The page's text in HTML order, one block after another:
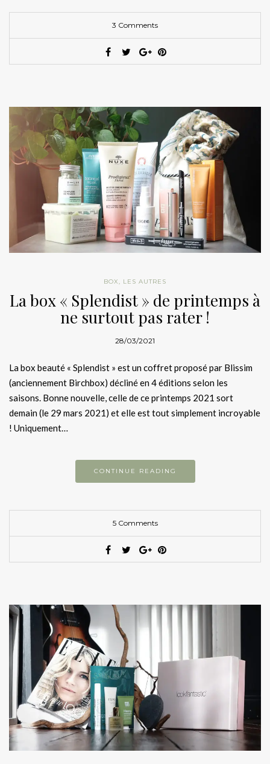
3 Comments
BOX, LES AUTRES
La box « Splendist » de printemps à
ne surtout pas rater !
28/03/2021
La box beauté « Splendist » est un coffret proposé par Blissim
(anciennement Birchbox) décliné en 4 éditions selon les
saisons. Bonne nouvelle, celle de ce printemps 2021 sort
demain (le 29 mars 2021) et elle est tout simplement incroyable
! Uniquement…
CONTINUE READING
5 Comments